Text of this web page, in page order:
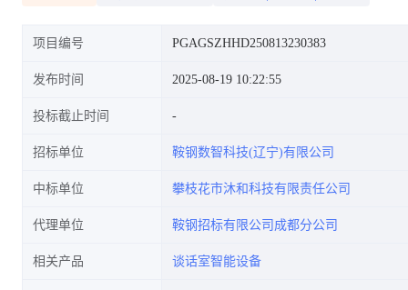
项目编号 PGAGSZHHD250813230383
发布时间 2025-08-19 10:22:55
投标截止时间
招标单位 鞍钢数智科技(辽宁)有限公司
中标单位 攀枝花市沐和科技有限责任公司
代理单位 鞍钢招标有限公司成都分公司
相关产品 谈话室智能设备